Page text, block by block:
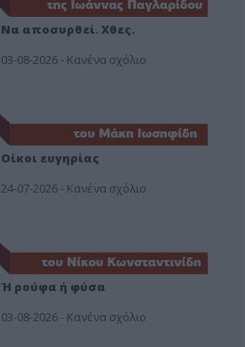
Να αποσυρθεί. Χθες.
03-08-2026 - Κανένα σχόλιο
Οίκοι ευγηρίας
24-07-2026 - Κανένα σχόλιο
Ή ρούφα ή φύσα
03-08-2026 - Κανένα σχόλιο